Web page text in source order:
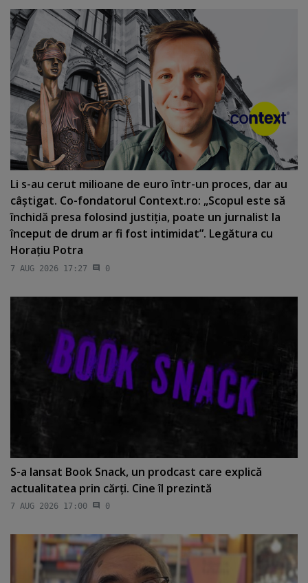
Li s-au cerut milioane de euro într-un proces, dar au
câştigat. Co-fondatorul Context.ro: „Scopul este să
închidă presa folosind justiţia, poate un jurnalist la
început de drum ar fi fost intimidat”. Legătura cu
Horaţiu Potra
7 AUG 2026 17:27 0
S-a lansat Book Snack, un prodcast care explică
actualitatea prin cărţi. Cine îl prezintă
7 AUG 2026 17:00 0